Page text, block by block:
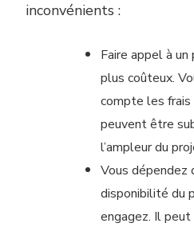
inconvénients :
Faire appel à
plus coûteux.
compte les frais
peuvent être
l’ampleur du
Vous dépendez
disponibilité du
engagez. Il